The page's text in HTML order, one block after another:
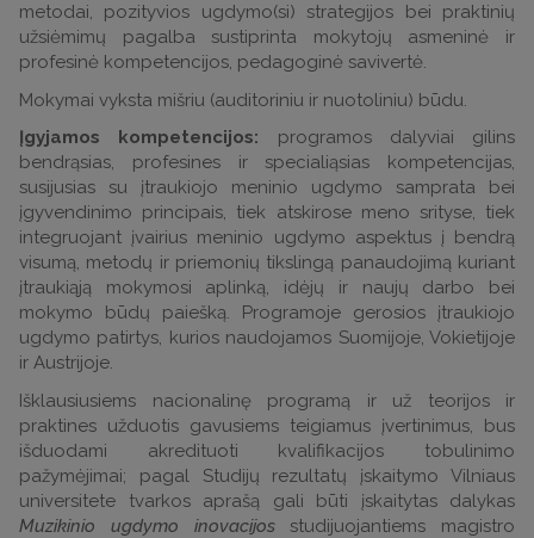
metodai, pozityvios ugdymo(si) strategijos bei praktinių
užsiėmimų pagalba sustiprinta mokytojų asmeninė ir
profesinė kompetencijos, pedagoginė savivertė.
Mokymai vyksta mišriu (auditoriniu ir nuotoliniu) būdu.
Įgyjamos kompetencijos: programos dalyviai gilins
bendrąsias, profesines ir specialiąsias kompetencijas,
susijusias su įtraukiojo meninio ugdymo samprata bei
įgyvendinimo principais, tiek atskirose meno srityse, tiek
integruojant įvairius meninio ugdymo aspektus į bendrą
visumą, metodų ir priemonių tikslingą panaudojimą kuriant
įtraukiąją mokymosi aplinką, idėjų ir naujų darbo bei
mokymo būdų paiešką. Programoje gerosios įtraukiojo
ugdymo patirtys, kurios naudojamos Suomijoje, Vokietijoje
ir Austrijoje.
Išklausiusiems nacionalinę programą ir už teorijos ir
praktines užduotis gavusiems teigiamus įvertinimus, bus
išduodami akredituoti kvalifikacijos tobulinimo
pažymėjimai; pagal Studijų rezultatų įskaitymo Vilniaus
universitete tvarkos aprašą gali būti įskaitytas dalykas
Muzikinio ugdymo inovacijosstudijuojantiems magistro